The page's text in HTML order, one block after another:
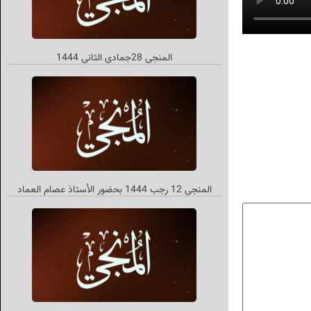
المنجي 28جمادي الثاني 1444
المنجي 12 رجب 1444 بحضور الأستاذ عصام العماد